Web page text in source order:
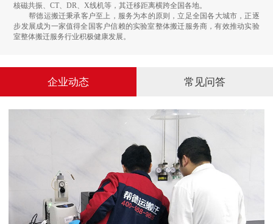
核磁共振、CT、DR、X线机等，其迁移距离横跨全国各地。
帮德运搬迁秉承客户至上，服务为本的原则，立足全国各大城市，正逐
步发展成为一家值得全国客户信赖的实验室整体搬迁服务商，有效推动实验
室整体搬迁服务行业积极健康发展。
企业动态 常见问答